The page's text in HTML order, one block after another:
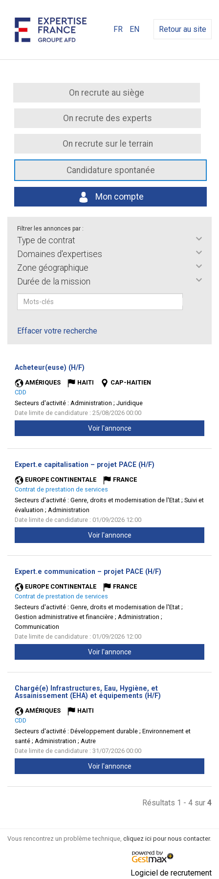
FR EN Retour au site
On recrute au siège
On recrute des experts
On recrute sur le terrain
Candidature spontanée
Mon compte
Filtrer les annonces par :
Type de contrat
Domaines d'expertises
Zone géographique
Durée de la mission
Effacer votre recherche
Acheteur(euse) (H/F)
AMÉRIQUES HAITI
CAP-HAITIEN
CDD
Secteurs d'activité : Administration ; Juridique
Date limite de candidature : 25/08/2026 00:00
Voir l'annonce
Expert.e capitalisation – projet PACE (H/F)
EUROPE CONTINENTALE
FRANCE
Contrat de prestation de services
Secteurs d'activité : Genre, droits et modernisation de l'Etat ; Suivi et
évaluation ; Administration
Date limite de candidature : 01/09/2026 12:00
Voir l'annonce
Expert.e communication – projet PACE (H/F)
EUROPE CONTINENTALE
FRANCE
Contrat de prestation de services
Secteurs d'activité : Genre, droits et modernisation de l'Etat ;
Gestion administrative et financière ; Administration ;
Communication
Date limite de candidature : 01/09/2026 12:00
Voir l'annonce
Chargé(e) Infrastructures, Eau, Hygiène, et
Assainissement (EHA) et équipements (H/F)
AMÉRIQUES
HAITI
CDD
Secteurs d'activité : Développement durable ; Environnement et
santé ; Administration ; Autre
Date limite de candidature : 31/07/2026 00:00
Voir l'annonce
Résultats 1 - 4 sur 4
Vous rencontrez un problème technique, cliquez ici pour nous contacter.
Logiciel de recrutement